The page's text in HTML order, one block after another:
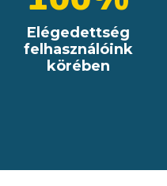
Elégedettség
felhasználóink
körében